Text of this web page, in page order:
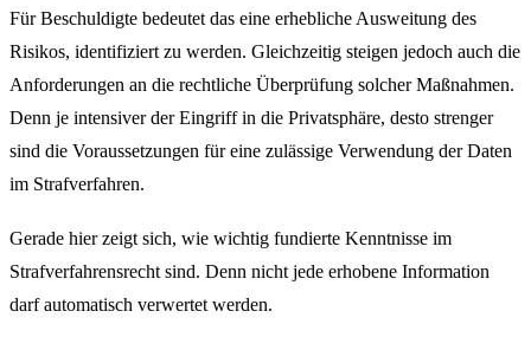
Für Beschuldigte bedeutet das eine erhebliche Ausweitung des
Risikos, identifiziert zu werden. Gleichzeitig steigen jedoch auch die
Anforderungen an die rechtliche Überprüfung solcher Maßnahmen.
Denn je intensiver der Eingriff in die Privatsphäre, desto strenger
sind die Voraussetzungen für eine zulässige Verwendung der Daten
im Strafverfahren.
Gerade hier zeigt sich, wie wichtig fundierte Kenntnisse im
Strafverfahrensrecht sind. Denn nicht jede erhobene Information
darf automatisch verwertet werden.